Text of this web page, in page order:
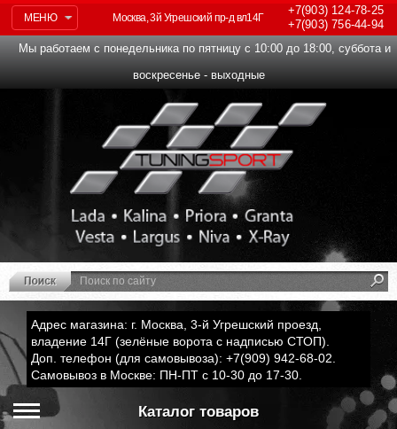
МЕНЮ
+7(903)124-78-25
+7(903)756-44-94
Москва, 3й Угрешский пр-д вл14Г
Мы работаем с понедельника по пятницу с 10:00 до 18:00, суббота и
воскресенье - выходные
Адрес магазина: г. Москва, 3-й Угрешский проезд,
владение 14Г (зелёные ворота с надписью СТОП).
Доп. телефон (для самовывоза): +7(909) 942-68-02.
Самовывоз в Москве: ПН-ПТ с 10-30 до 17-30.
Каталог товаров